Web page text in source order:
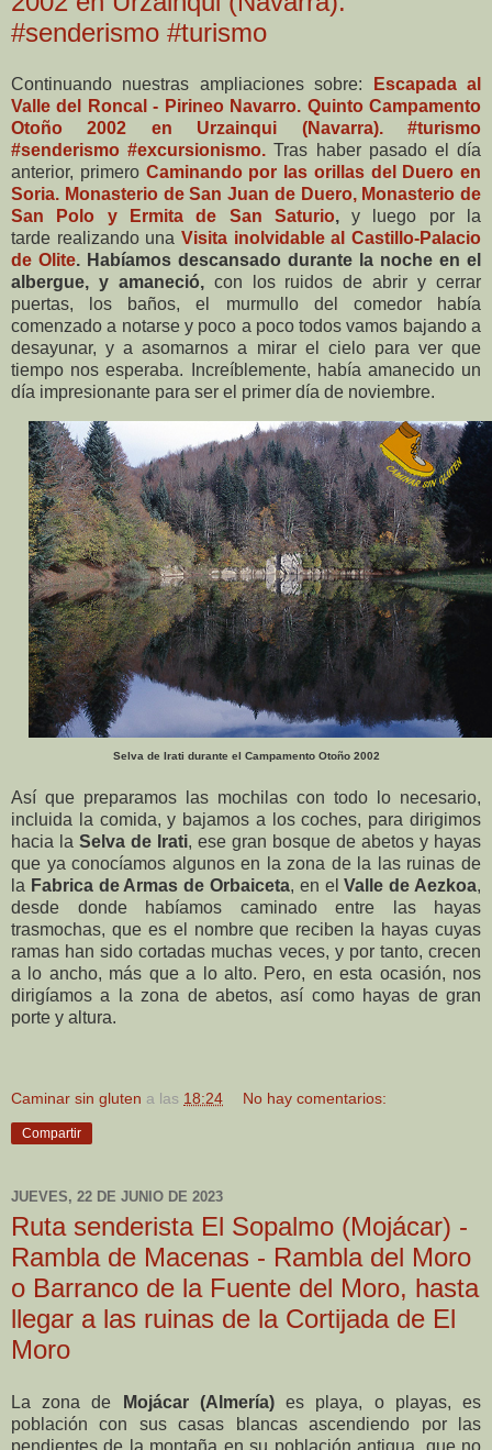
#senderismo #turismo
Continuando nuestras ampliaciones sobre:
Escapada al
Valle del Roncal - Pirineo Navarro. Quinto Campamento
Otoño 2002 en Urzainqui (Navarra). #turismo
#senderismo #excursionismo. Tras haber pasado el día
anterior, primero Caminando por las orillas del Duero en
Soria. Monasterio de San Juan de Duero, Monasterio de
San Polo y Ermita de San Saturio,y luego por la
tarde realizando una Visita inolvidable al Castillo-Palacio
de Olite. Habíamos descansado durante la noche en el
albergue, y amaneció,con los ruidos de abrir y cerrar
puertas, los baños, el murmullo del comedor había
comenzado a notarse y poco a poco todos vamos bajando a
desayunar, y a asomarnos a mirar el cielo para ver que
tiempo nos esperaba. Increíblemente, había amanecido un
día impresionante para ser el primer día de noviembre.
Selva de Irati durante el Campamento Otoño 2002
Así que preparamos las mochilas con todo lo necesario,
incluida la comida, y bajamos a los coches, para dirigimos
hacia la Selva de Irati, ese gran bosque de abetos y hayas
que ya conocíamos algunos en la zona de la las ruinas de
la Fabrica de Armas de Orbaiceta, en elValle de Aezkoa,
desde donde habíamos caminado entre las hayas
trasmochas, que es el nombre que reciben la hayas cuyas
ramas han sido cortadas muchas veces, y por tanto, crecen
a lo ancho, más que a lo alto. Pero, en esta ocasión, nos
dirigíamos a la zona de abetos, así como hayas de gran
porte y altura.
Caminar sin gluten a las 18:24 No hay comentarios:
Compartir
JUEVES, 22 DE JUNIO DE 2023
Ruta senderista El Sopalmo (Mojácar) -
Rambla de Macenas - Rambla del Moro
o Barranco de la Fuente del Moro, hasta
llegar a las ruinas de la Cortijada de El
Moro
La zonade Mojácar (Almería)es playa, o playas, es
población con sus casas blancas ascendiendo por las
pendientes de la montaña en su población antigua, que no